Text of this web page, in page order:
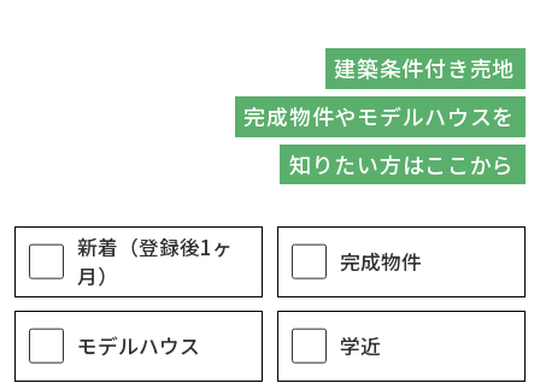
建築条件付き売地
完成物件やモデルハウスを
知りたい方はここから
新着（登録後1ヶ
月）
完成物件
モデルハウス 学近